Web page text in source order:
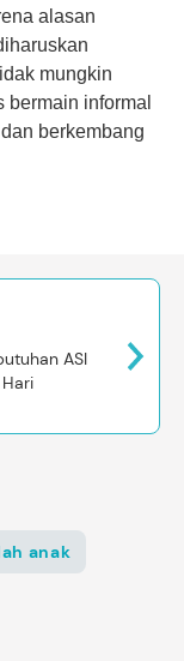
alasan
mungkin
informal
berkembang
ASI
anak